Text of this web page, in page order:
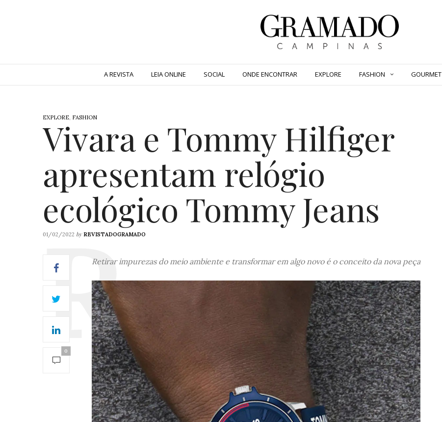
A REVISTA LEIA ONLINE SOCIAL ONDE ENCONTRAR EXPLORE FASHION GOURMET
EXPLORE FASHION
Vivara e Tommy Hilfiger
apresentam relógio
ecológico Tommy Jeans
01/02/2022 by REVISTADOGRAMADO
0
Retirar impurezas do meio ambiente e transformar em algo novo é o conceito da nova peça